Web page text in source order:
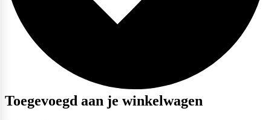
Toegevoegd aan je winkelwagen